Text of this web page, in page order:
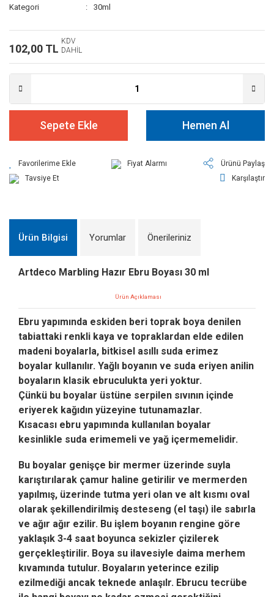
Kategori
30ml
102,00 TL
KDV
DAHİL
Sepete Ekle Hemen Al
Fiyat Alarmı
Ürünü Paylaş
Tavsiye Et
Karşılaştır
Ürün Bilgisi Yorumlar Önerileriniz
Artdeco Marbling Hazır Ebru Boyası 30 ml
Ürün Açıklaması
Ebru yapımında eskiden beri toprak boya denilen
tabiattaki renkli kaya ve topraklardan elde edilen
madeni boyalarla, bitkisel asıllı suda erimez
boyalar kullanılır. Yağlı boyanın ve suda eriyen anilin
boyaların klasik ebruculukta yeri yoktur.
Çünkü bu boyalar üstüne serpilen sıvının içinde
eriyerek kağıdın yüzeyine tutunamazlar.
Kısacası ebru yapımında kullanılan boyalar
kesinlikle suda erimemeli ve yağ içermemelidir.
Bu boyalar genişçe bir mermer üzerinde suyla
karıştırılarak çamur haline getirilir ve mermerden
yapılmış, üzerinde tutma yeri olan ve alt kısmı oval
olarak şekillendirilmiş desteseng (el taşı) ile sabırla
ve ağır ağır ezilir. Bu işlem boyanın rengine göre
yaklaşık 3-4 saat boyunca sekizler çizilerek
gerçekleştirilir. Boya su ilavesiyle daima merhem
kıvamında tutulur. Boyaların yeterince ezilip
ezilmediği ancak teknede anlaşılr. Ebrucu tecrübe